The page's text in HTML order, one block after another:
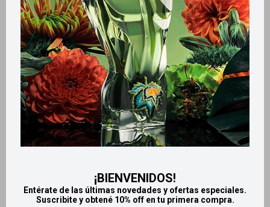
¡BIENVENIDOS!
Entérate de las últimas novedades y ofertas especiales.
Suscribite y obtené 10% off en tu primera compra.
Retiros gratuitos en tiendas
Productos que te pueden interesar